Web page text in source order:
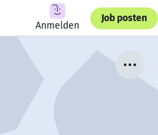
Anmelden
Job posten